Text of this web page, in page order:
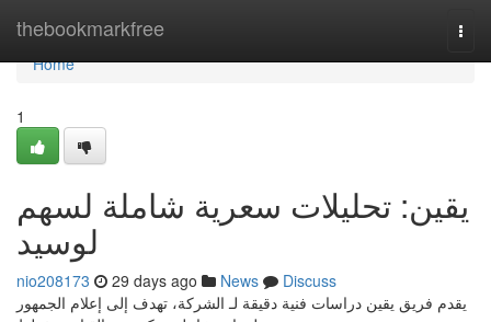
thebookmarkfree
Home
Home
1
يقين: تحليلات سعرية شاملة لسهم
لوسيد
nio208173 29 days ago News
Discuss
يقدم فريق يقين دراسات فنية دقيقة لـ الشركة، تهدف إلى إعلام الجمهور